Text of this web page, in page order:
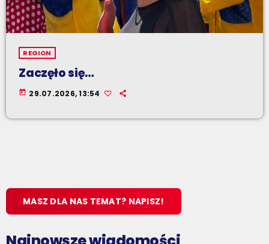
REGION
Zaczęło się…
today 29.07.2026, 13:54
MASZ DLA NAS TEMAT? NAPISZ!